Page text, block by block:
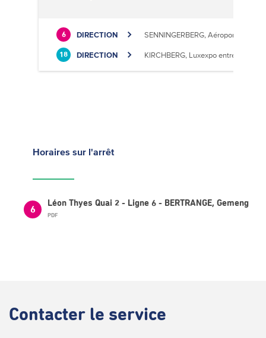
6 DIRECTION SENNINGERBERG, Aéroport
18 DIRECTION KIRCHBERG, Luxexpo entrée Sud
Horaires sur l'arrêt
6
Léon Thyes Quai 2 - Ligne 6 - BERTRANGE, Gemeng
PDF
Contacter le service